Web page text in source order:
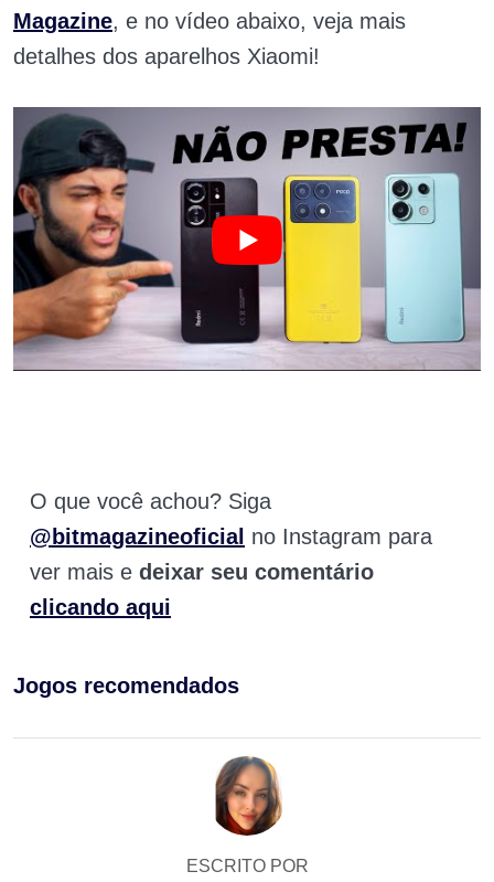
Magazine, e no vídeo abaixo, veja mais
detalhes dos aparelhos Xiaomi!
O que você achou? Siga
@bitmagazineoficial no Instagram para
ver mais e deixar seu comentário
clicando aqui
Jogos recomendados
ESCRITO POR